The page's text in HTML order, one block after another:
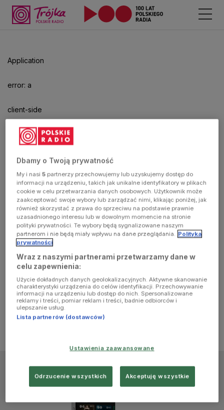
Application
error: a
client-side
exception
has
occurred
(see the
browser
console for
more
information)
aby
odtwarzać.
Dbamy o Twoją prywatność
My i nasi5 partnerzy przechowujemy lub uzyskujemy dostęp do
informacji na urządzeniu, takich jak unikalne identyfikatory w plikach
cookie w celu przetwarzania danych osobowych. Użytkownik może
zaakceptować swoje wybory lub zarządzać nimi, klikając poniżej, jak
również skorzystać z prawa do sprzeciwu na podstawie prawnie
uzasadnionego interesu lub w dowolnym momencie na stronie
polityki prywatności. Te wybory będą sygnalizowane naszym
partnerom i nie będą miały wpływu na dane przeglądania. Polityka
prywatności
Wraz z naszymi partnerami przetwarzamy dane w
celu zapewnienia:
Użycie dokładnych danych geolokalizacyjnych. Aktywne skanowanie
charakterystyki urządzenia do celów identyfikacji. Przechowywanie
informacji na urządzeniu lub dostęp do nich. Spersonalizowane
reklamy i treści, pomiar reklam i treści, badnie odbiorców i
ulepszanie usług.
Lista partnerów (dostawców)
Ustawienia zaawansowane
Odrzucenie wszystkich Akceptuję wszystkie